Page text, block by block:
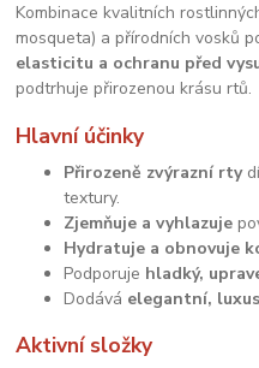
Kombinace kvalitních
mosqueta) a přírodních vosků
elasticitu a ochranu před
podtrhuje přirozenou krásu rtů.
Hlavní účinky
Přirozeně zvýrazní rty
textury.
Zjemňuje a vyhlazuje
Hydratuje a obnovuje
Podporuje hladký,
Dodává elegantní,
Aktivní složky